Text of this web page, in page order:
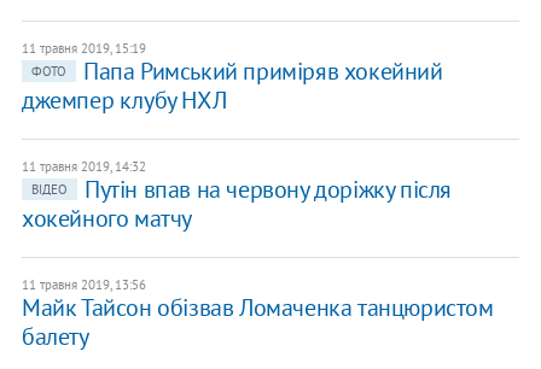
11 травня 2019, 15:19
ФОТО
Папа Римський приміряв хокейний
джемпер клубу НХЛ
11 травня 2019, 14:32
ВІДЕО
Путін впав на червону доріжку після
хокейного матчу
11 травня 2019, 13:56
Майк Тайсон обізвав Ломаченка танцюристом
балету